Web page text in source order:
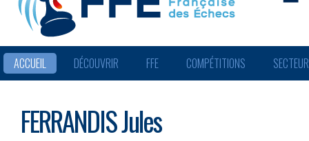
ACCUEIL DÉCOUVRIR FFE COMPÉTITIONS
FERRANDIS Jules